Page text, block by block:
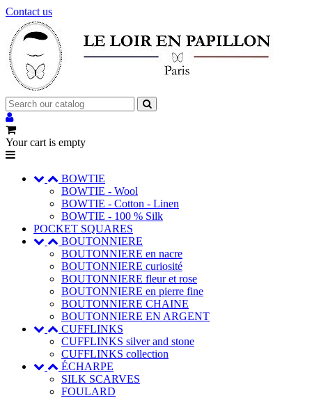
Contact us
Your cart is empty
BOWTIE
BOWTIE - Wool
BOWTIE - Cotton - Linen
BOWTIE - 100 % Silk
POCKET SQUARES
BOUTONNIERE
BOUTONNIERE en nacre
BOUTONNIERE curiosité
BOUTONNIERE fleur et rose
BOUTONNIERE en pierre fine
BOUTONNIERE CHAINE
BOUTONNIERE EN ARGENT
CUFFLINKS
CUFFLINKS silver and stone
CUFFLINKS collection
ÉCHARPE
SILK SCARVES
FOULARD